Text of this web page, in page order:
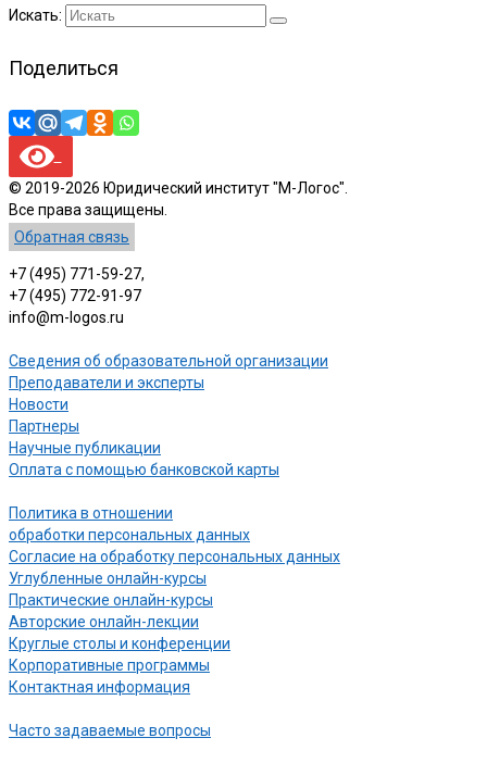
Искать:
Поделиться
© 2019-2026 Юридический институт "М-Логос".
Все права защищены.
Обратная связь
+7 (495) 771-59-27,
+7 (495) 772-91-97
info@m-logos.ru
Сведения об образовательной организации
Преподаватели и эксперты
Новости
Партнеры
Научные публикации
Оплата с помощью банковской карты
Политика в отношении
обработки персональных данных
Согласие на обработку персональных данных
Углубленные онлайн-курсы
Практические онлайн-курсы
Авторские онлайн-лекции
Круглые столы и конференции
Корпоративные программы
Контактная информация
Часто задаваемые вопросы